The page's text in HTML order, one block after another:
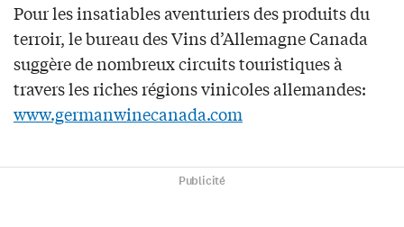
Pour les insatiables aventuriers des produits du
terroir, le bureau des Vins d’Allemagne Canada
suggère de nombreux circuits touristiques à
travers les riches régions vinicoles allemandes:
www.germanwinecanada.com
Publicité